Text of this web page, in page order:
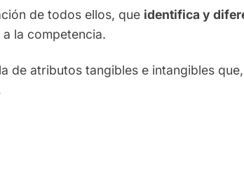
de todos ellos, que identifica y
la competencia.
de atributos tangibles e intangibles que,